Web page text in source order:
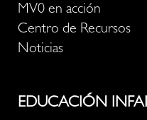
MV0 en acción
Centro de Recursos
Noticias
EDUCACIÓN